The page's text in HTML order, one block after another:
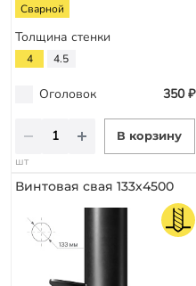
Сварной
Толщина стенки
4 4.5
Оголовок 350 ₽
В корзину
шт
Винтовая свая 133х4500